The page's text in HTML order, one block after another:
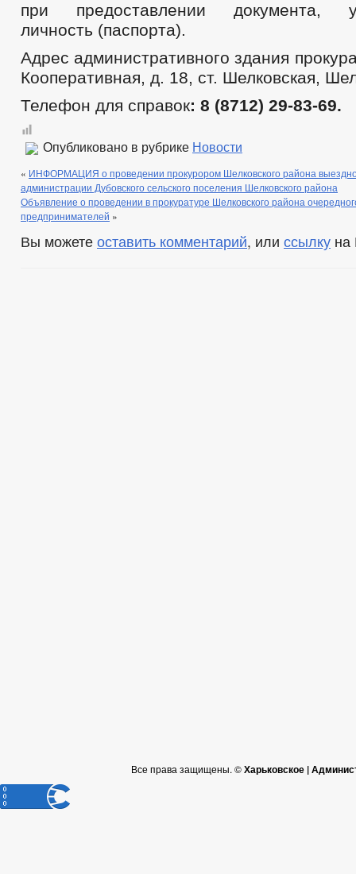
при предоставлении документа,
личность (паспорта).
Адрес административного здания
Кооперативная, д. 18, ст. Шелковская,
Телефон для справок: 8 (8712) 29-83-69.
Опубликовано в рубрике Новости
« ИНФОРМАЦИЯ о проведении прокурором Шелковского района
администрации Дубовского сельского поселения Шелковского района
Объявление о проведении в прокуратуре Шелковского района
предпринимателей »
Вы можете оставить комментарий, или ссылку на
Все права защищены. ©Харьковское |